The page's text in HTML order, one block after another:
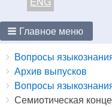
Главное меню
Breadcrumbs
You
are
here:
Вопросы
Архив выпусков
Вопросы
Семиотическая